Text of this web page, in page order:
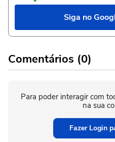
Siga no
Comentários (0)
Para poder interagir com
na sua
Fazer Login